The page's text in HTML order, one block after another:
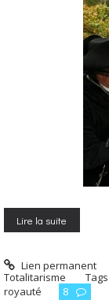
Lire la suite
Lien permanent
Totalitarisme
Tags
royauté
8